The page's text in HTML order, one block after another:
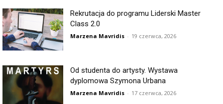
Rekrutacja do programu Liderski Master
Class 2.0
Marzena Mavridis - 19 czerwca, 2026
Od studenta do artysty. Wystawa
dyplomowa Szymona Urbana
Marzena Mavridis - 17 czerwca, 2026